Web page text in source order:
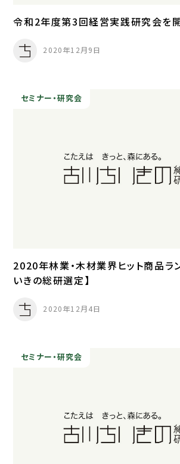
令和2年度第3回経営実践研究会を
2020年12月9日
セミナー・研究会
2020年林業・木材業界ヒット商品ラ
いきの総研選定】
2020年12月4日
セミナー・研究会